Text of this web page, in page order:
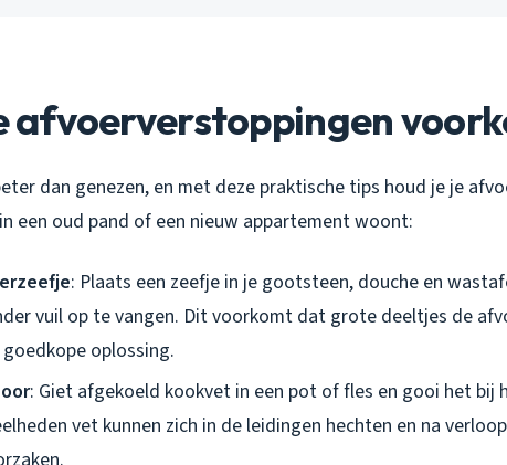
afvoerverstoppingen
dan genezen, en met deze praktische tips houd je je
een oud pand of een nieuw appartement woont:
: Plaats een zeefje in je gootsteen, douche en
vuil op te vangen. Dit voorkomt dat grote deeltjes de
oplossing.
: Giet afgekoeld kookvet in een pot of fles en gooi het bij
vet kunnen zich in de leidingen hechten en na